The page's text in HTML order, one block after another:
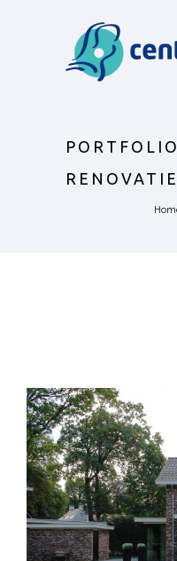
RENOVATIE
Renovatie·